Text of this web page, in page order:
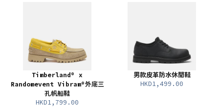
Timberland® x
Randomevent Vibram®外底三
孔帆船鞋
HKD1,799.00
男款皮革防水休閒鞋
HKD1,499.00